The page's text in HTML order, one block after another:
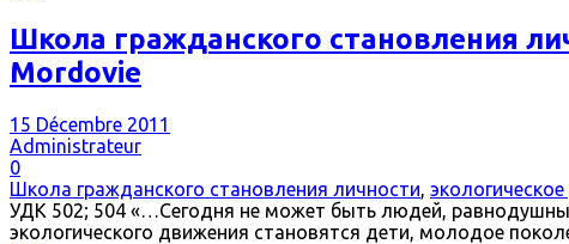
Школа гражданского становления
Mordovie
15 Décembre 2011
Administrateur
0
Школа гражданского становления личности,
УДК 502; 504 «…Сегодня не может быть людей,
экологического движения становятся дети, молодое